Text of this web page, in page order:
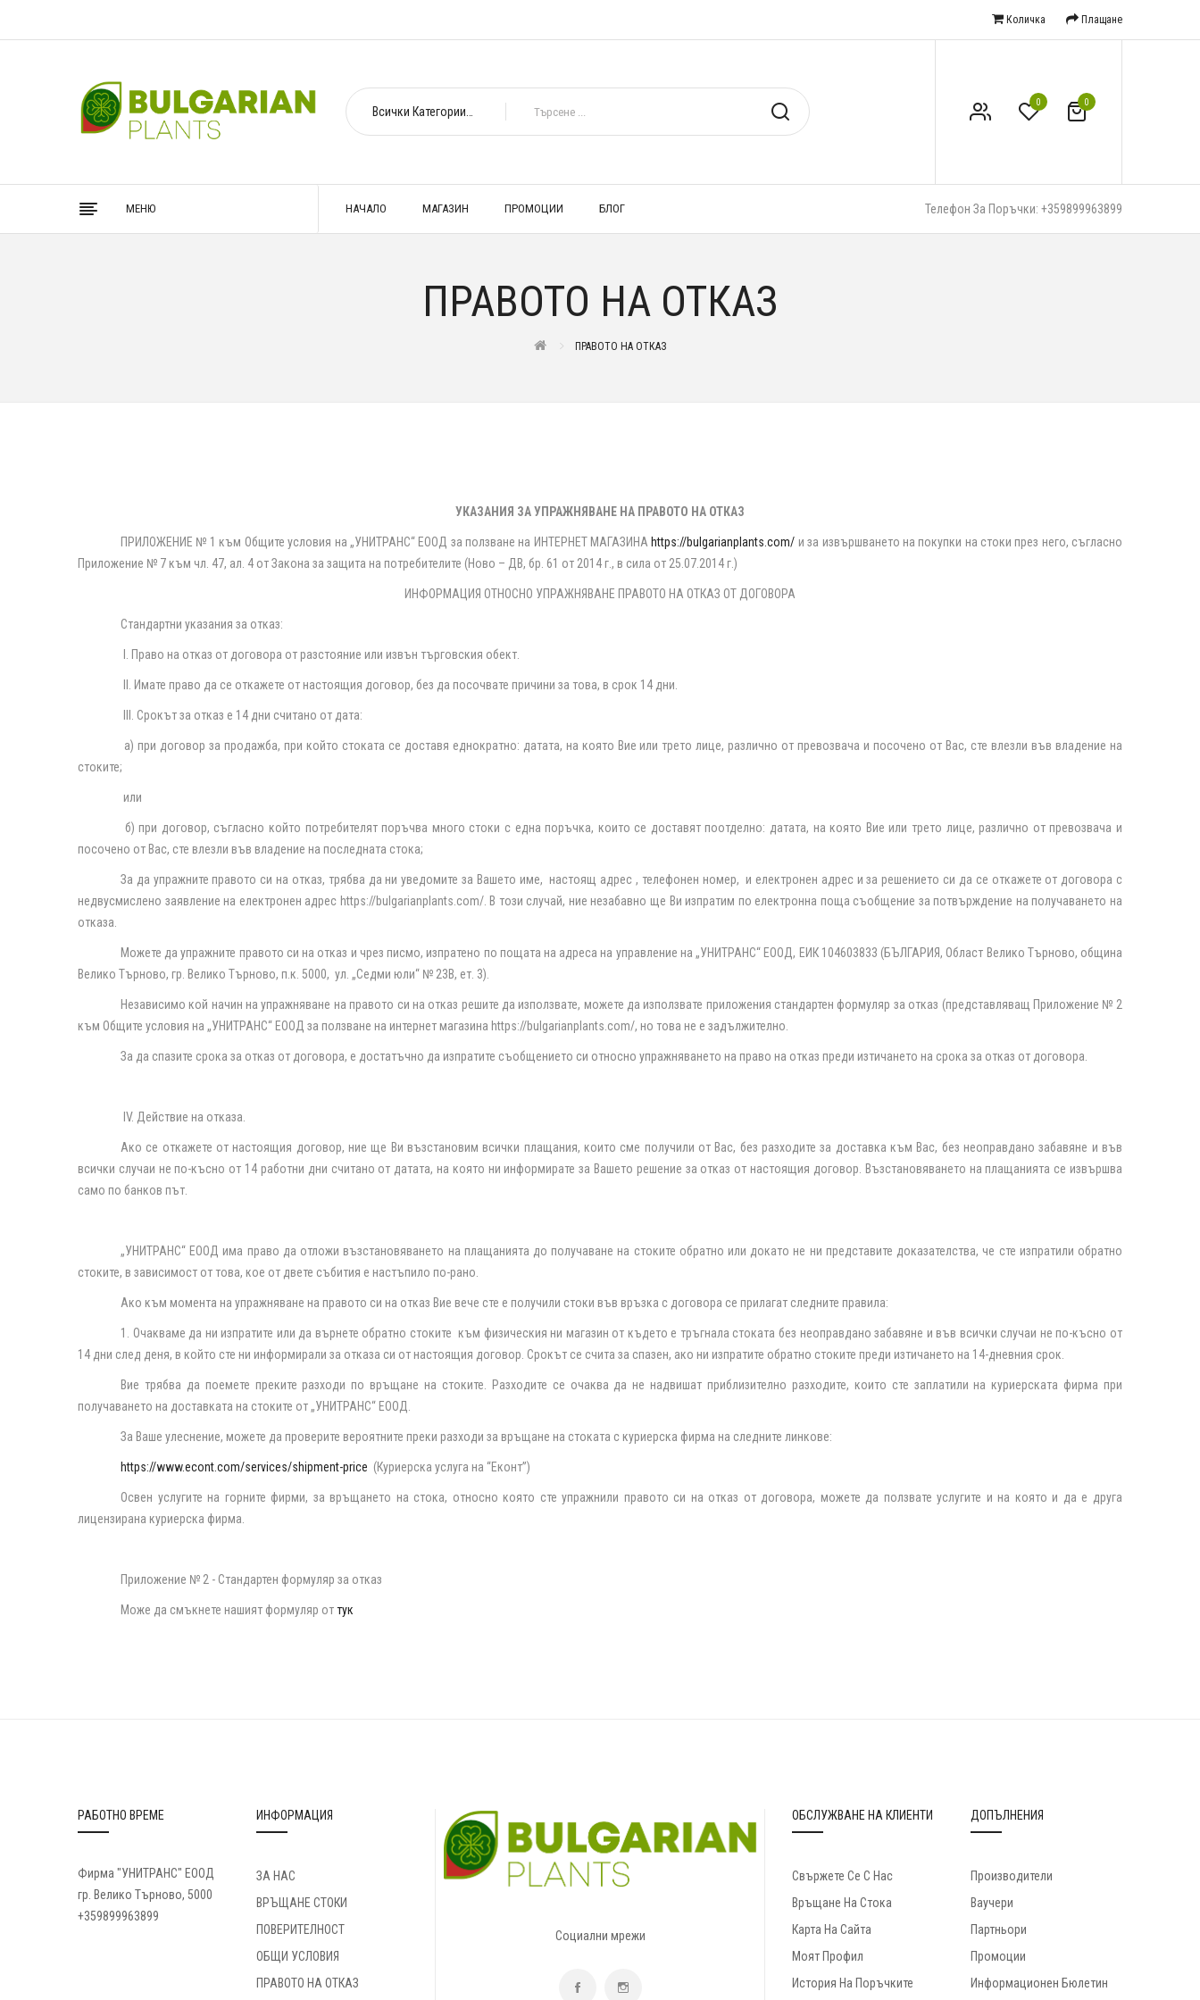
Количка Плащане
0 0
Всички Категории
МЕНЮ НАЧАЛО МАГАЗИН ПРОМОЦИИ БЛОГ Телефон За Поръчки: +359899963899
ПРАВОТО НА ОТКАЗ
ПРАВОТО НА ОТКАЗ
УКАЗАНИЯ ЗА УПРАЖНЯВАНЕ НА ПРАВОТО НА ОТКАЗ
ПРИЛОЖЕНИЕ № 1 към Общите условия на „УНИТРАНС“ ЕООД за ползване на ИНТЕРНЕТ МАГАЗИНАhttps://bulgarianplants .com/ и за извършването на покупки на стоки през него, съгласно
Приложение № 7 към чл. 47, ал. 4 от Закона за защита на потребителите (Ново – ДВ, бр. 61 от 2014 г., в сила от 25.07.2014 г.)
ИНФОРМАЦИЯ ОТНОСНО УПРАЖНЯВАНЕ ПРАВОТО НА ОТКАЗ ОТ ДОГОВОРА
Стандартни указания за отказ:
I. Право на отказ от договора от разстояние или извън търговския обект.
II. Имате право да се откажете от настоящия договор, без да посочвате причини за това, в срок 14 дни.
III. Срокът за отказ е 14 дни считано от дата:
а) при договор за продажба, при който стоката се доставя еднократно: датата, на която Вие или трето лице, различно от превозвача и посочено от Вас, сте влезли във владение на
стоките;
или
б) при договор, съгласно който потребителят поръчва много стоки с една поръчка, които се доставят поотделно: датата, на която Вие или трето лице, различно от превозвача и
посочено от Вас, сте влезли във владение на последната стока;
За да упражните правото си на отказ, трябва да ни уведомите за Вашето име, настоящ адрес , телефонен номер, и електронен адрес и за решението си да се откажете от договора с
недвусмислено заявление на електронен адрес https://bulgarianplants com/. В този случай, ние незабавно ще Ви изпратим по електронна поща съобщение за потвърждение на получаването на
отказа.
Можете да упражните правото си на отказ и чрез писмо, изпратено по пощата на адреса на управление на „УНИТРАНС“ ЕООД, ЕИК 104603833 (БЪЛГАРИЯ, Област Велико Търново, община
Велико Търново, гр. Велико Търново, п.к. 5000, ул. „Седми юли“ № 23В, ет. 3)
Независимо кой начин на упражняване на правото си на отказ решите да използвате, можете да използвате приложения стандартен формуляр за отказ (представляващ Приложение № 2
към Общите условия на „УНИТРАНС“ ЕООД за ползване на интернет магазина https://bulgarianplants com/, но това не е задължително.
За да спазите срока за отказ от договора, е достатъчно да изпратите съобщението си относно упражняването на право на отказ преди изтичането на срока за отказ от договора.
IV. Действие на отказа.
Ако се откажете от настоящия договор, ние ще Ви възстановим всички плащания, които сме получили от Вас, без разходите за доставка към Вас, без неоправдано забавяне и във
всички случаи не по-късно от 14 работни дни считано от датата, на която ни информирате за Вашето решение за отказ от настоящия договор. Възстановяването на плащанията се извършва
само по банков път.
„УНИТРАНС“ ЕООД има право да отложи възстановяването на плащанията до получаване на стоките обратно или докато не ни представите доказателства, че сте изпратили обратно
стоките, в зависимост от това, кое от двете събития е настъпило по-рано.
Ако към момента на упражняване на правото си на отказ Вие вече сте е получили стоки във връзка с договора се прилагат следните правила:
1. Очакваме да ни изпратите или да върнете обратно стоките към физическия ни магазин от където е тръгнала стоката без неоправдано забавяне и във всички случаи не по-късно от
14 дни след деня, в който сте ни информирали за отказа си от настоящия договор. Срокът се счита за спазен, ако ни изпратите обратно стоките преди изтичането на 14-дневния срок.
Вие трябва да поемете преките разходи по връщане на стоките. Разходите се очаква да не надвишат приблизително разходите, които сте заплатили на куриерската фирма при
получаването на доставката на стоките от „УНИТРАНС“ ЕООД.
За Ваше улеснение, можете да проверите вероятните преки разходи за връщане на стоката с куриерска фирма на следните линкове:
https://www.econt.com/services/shipment-price (Куриерска услуга на “Еконт”)
Освен услугите на горните фирми, за връщането на стока, относно която сте упражнили правото си на отказ от договора, можете да ползвате услугите и на която и да е друга
лицензирана куриерска фирма.
Приложение № 2 - Стандартен формуляр за отказ
Може да смъкнете нашият формуляр оттук
РАБОТНО ВРЕМЕ
Фирма "УНИТРАНС" ЕООД
гр. Велико Търново, 5000
+359899963899
ИНФОРМАЦИЯ
ЗА НАС
ВРЪЩАНЕ СТОКИ
ПОВЕРИТЕЛНОСТ
ОБЩИ УСЛОВИЯ
ПРАВОТО НА ОТКАЗ
Социални мрежи
ОБСЛУЖВАНЕ НА КЛИЕНТИ
Свържете Се С Нас
Връщане На Стока
Карта На Сайта
Моят Профил
История На Поръчките
ДОПЪЛНЕНИЯ
Производители
Ваучери
Партньори
Промоции
Информационен Бюлетин